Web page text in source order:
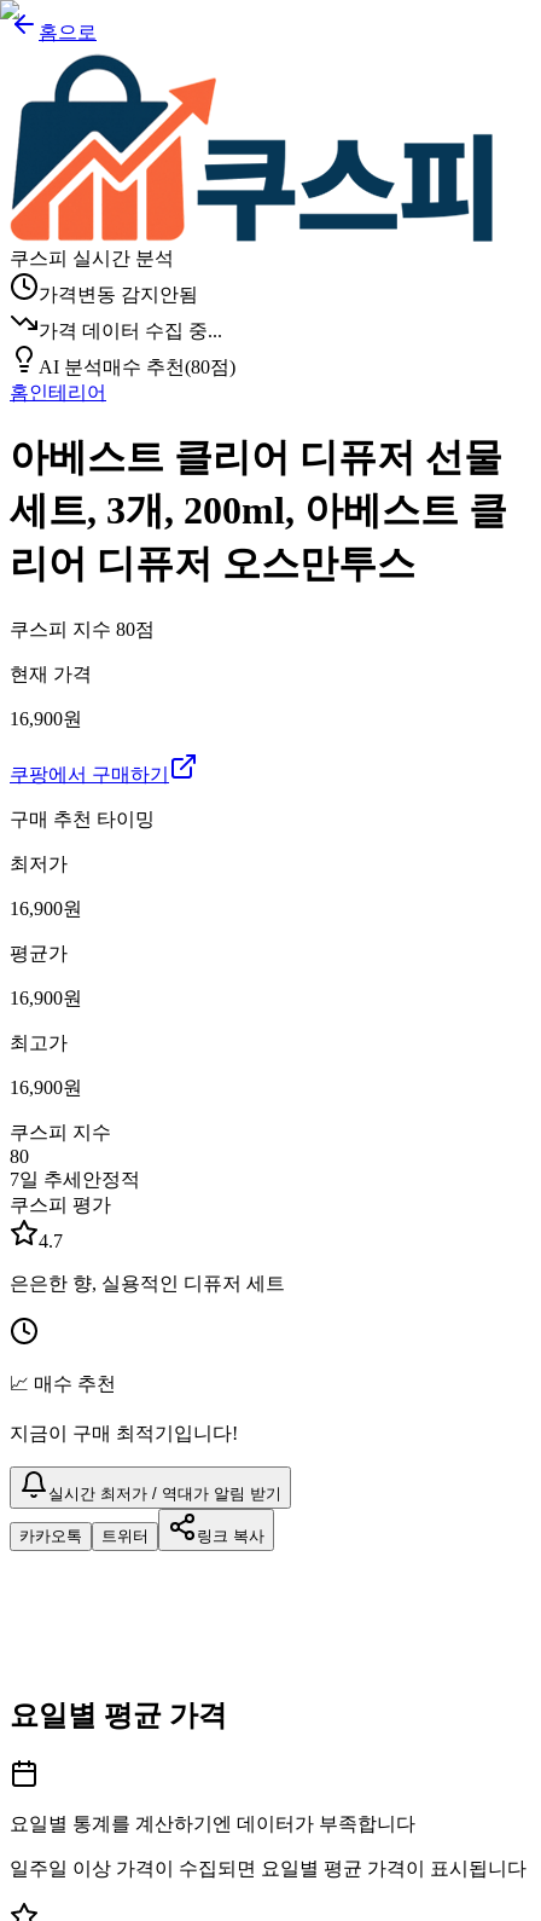
홈으로
쿠스피 실시간 분석
가격변동 감지안됨
가격 데이터 수집 중...
AI 분석매수 추천(80점)
홈인테리어
아베스트 클리어 디퓨저 선물
세트, 3개, 200ml, 아베스트 클
리어 디퓨저 오스만투스
쿠스피 지수 80점
현재 가격
16,900원
쿠팡에서 구매하기
구매 추천 타이밍
최저가
16,900원
평균가
16,900원
최고가
16,900원
쿠스피 지수
80
7일 추세 안정적
쿠스피 평가
4.7
은은한 향, 실용적인 디퓨저 세트
📈 매수 추천
지금이 구매 최적기입니다!
실시간 최저가 / 역대가 알림 받기
카카오톡 트위터 링크 복사
요일별 평균 가격
요일별 통계를 계산하기엔 데이터가 부족합니다
일주일 이상 가격이 수집되면 요일별 평균 가격이 표시됩니다